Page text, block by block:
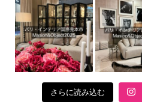
さらに読み込む